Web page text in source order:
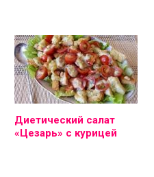
Диетический салат
«Цезарь» с курицей